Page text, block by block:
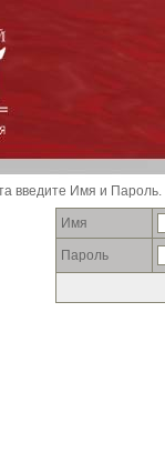
введите Имя и Пароль.
Имя
Пароль